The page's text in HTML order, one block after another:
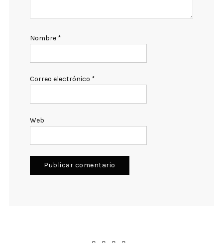
Nombre *
Correo electrónico *
Web